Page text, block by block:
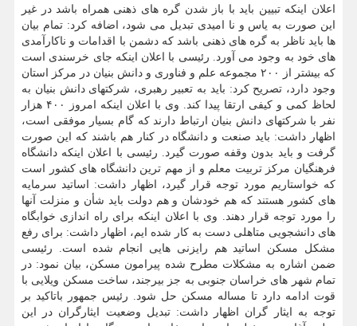
اعلان اینکه تبیین باید با باز شدن گره های ذهنی همراه باشد در غیر
این صورت به یاس و نا امیدی تبدیل می شود، اضافه کرد: تمام بیان
ها باید ناظر به گره های ذهنی باشد که دشمن با اقدامات و ناکارآمدی
های خود به وجود می آورد. رئیسی با اعلان اینکه جای خرسندی است
که بیشتر از ۲۰۰ مجموعه علم و فناوری و دانش بنیان در مرکز استان
وجود دارد، تصریح کرد: باید به تعبیر رهبری، شرکتهای دانش بنیان به
لحاظ کمی و کیفی ارتقا پیدا کند. وی با اعلان اینکه امروز ۴۰۰ هزار
نفر با شرکتهای دانش بنیان ارتباط دارند که گام بسیار موفقی است،
اظهار داشت: باید صنعت و دانشگاه در کنار هم باشند که این صورت
گرفت و باید بدون وقفه صورت گیرد. رئیسی با اعلان اینکه دانشگاه
فرهنگیان مرکز تربیت معلم و از مهم ترین دانشگاه های کشور است
که خواستاریم مورد توجه قرار گیرد، اظهار داشت: اساتید سرمایه
های کشور هستند که هم خودشان و هم دولت باید شأن و منزلت آنها
را مورد توجه قرار دهند. وی با اعلان اینکه برای راه اندازی خوابگاه
های دانشجویی متاهلی دست به کار شده ایم، اظهار داشت: برای رفع
مشکل مسکن اساتید هم رایزنی هایی انجام شده است. رئیسی
ضمن اشاره به مشکلات مطرح شده پیرامون مسکن، بیان نمود: در
تمام شهر های خراسان جنوبی به جز بیرجند، ساخت مسکن ویلایی با
قوت ادامه دارد تا مساله مسکن حل شود. رئیس جمهور باتاکید بر
توجه به ایثار گران اظهار داشت: تبدیل وضعیت ایثارگران در این